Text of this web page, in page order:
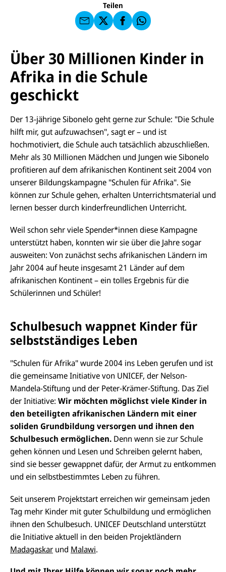
Teilen
I
C
E
n
d
e
C
E
F
a
X
u
f
F
b
o
k
uf
W
h
a
p
p
Über 30 Millionen Kinder in
Afrika in die Schule
geschickt
Der 13-jährige Sibonelo geht gerne zur Schule: "Die Schule
hilft mir, gut aufzuwachsen", sagt er – und ist
hochmotiviert, die Schule auch tatsächlich abzuschließen.
Mehr als 30 Millionen Mädchen und Jungen wie Sibonelo
profitieren auf dem afrikanischen Kontinent seit 2004 von
unserer Bildungskampagne "Schulen für Afrika". Sie
können zur Schule gehen, erhalten Unterrichtsmaterial und
lernen besser durch kinderfreundlichen Unterricht.
Weil schon sehr viele Spender*innen diese Kampagne
unterstützt haben, konnten wir sie über die Jahre sogar
ausweiten: Von zunächst sechs afrikanischen Ländern im
Jahr 2004 auf heute insgesamt 21 Länder auf dem
afrikanischen Kontinent – ein tolles Ergebnis für die
Schülerinnen und Schüler!
Schulbesuch wappnet Kinder für
selbstständiges Leben
"Schulen für Afrika" wurde 2004 ins Leben gerufen und ist
die gemeinsame Initiative von UNICEF, der Nelson-
Mandela-Stiftung und der Peter-Krämer-Stiftung. Das Ziel
der Initiative: Wir möchten möglichst viele Kinder in
den beteiligten afrikanischen Ländern mit einer
soliden Grundbildung versorgen und ihnen den
Schulbesuch ermöglichen. Denn wenn sie zur Schule
gehen können und Lesen und Schreiben gelernt haben,
sind sie besser gewappnet dafür, der Armut zu entkommen
und ein selbstbestimmtes Leben zu führen.
Seit unserem Projektstart erreichen wir gemeinsam jeden
Tag mehr Kinder mit guter Schulbildung und ermöglichen
ihnen den Schulbesuch. UNICEF Deutschland unterstützt
die Initiative aktuell in den beiden Projektländern
Madagaskar und Malawi.